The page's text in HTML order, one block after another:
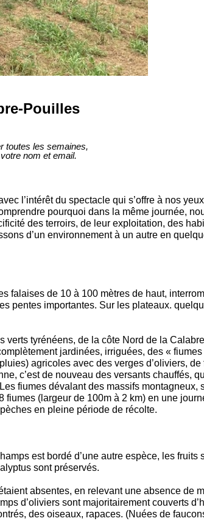
Pouilles
toutes les semaines,
nom et email.
l’intérêt du spectacle qui s’offre à nos
pourquoi dans la même journée,
des terroirs, de leur exploitation, des
d’un environnement à un autre en
falaises de 10 à 100 mètres de haut,
pentes importantes. Sur les plateaux.
tyrénéens, de la côte Nord de la
jardinées, irriguées, des «
agricoles avec des verges d’oliviers, de
c’est de nouveau des versants chauffés,
fiumes dévalant des massifs montagneux,
(largeur de 100m à 2 km) en une
en pleine période de récolte.
est bordé d’une autre espèce, les fruits
sont préservés.
absentes, en relevant une absence de
d’oliviers sont majoritairement couverts
des oiseaux, rapaces. (Nuées de